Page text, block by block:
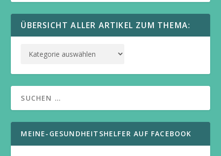
ÜBERSICHT ALLER ARTIKEL ZUM THEMA:
MEINE-GESUNDHEITSHELFER AUF FACEBOOK